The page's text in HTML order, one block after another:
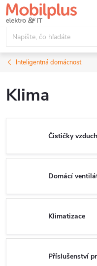
Prejsť
na
obsah
Inteligentná domácnosť
Klima
Čističky
Domácí
Klimatizace
Příslušenství